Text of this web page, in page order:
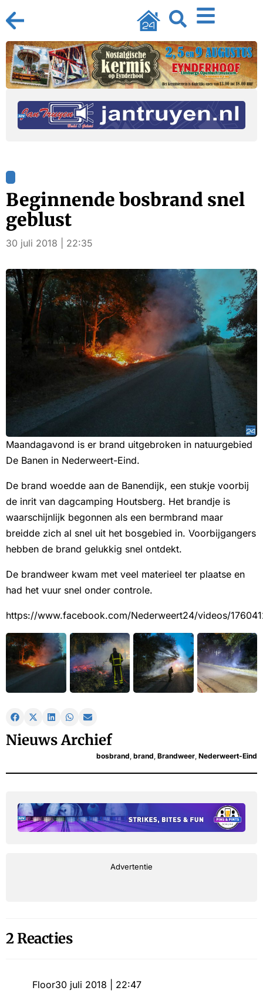
Beginnende bosbrand snel
geblust
30 juli 2018 | 22:35
Maandagavond is er brand uitgebroken in natuurgebied
De Banen in Nederweert-Eind.
De brand woedde aan de Banendijk, een stukje voorbij
de inrit van dagcamping Houtsberg. Het brandje is
waarschijnlijk begonnen als een bermbrand maar
breidde zich al snel uit het bosgebied in. Voorbijgangers
hebben de brand gelukkig snel ontdekt.
De brandweer kwam met veel materieel ter plaatse en
had het vuur snel onder controle.
https://www.facebook.com/Nederweert24/videos/
Nieuws Archief
bosbrand, brand, Brandweer, Nederweert-Eind
Advertentie
2 Reacties
Floor30 juli 2018 | 22:47